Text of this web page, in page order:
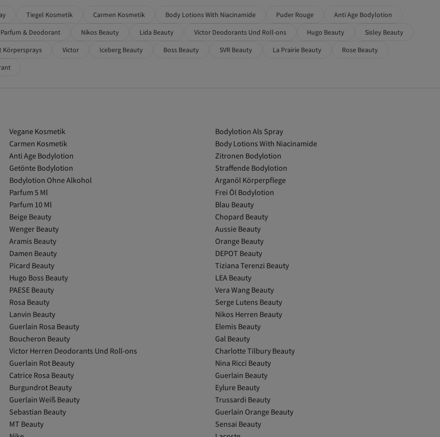
Tiegel Kosmetik Carmen Kosmetik Body Lotions With Niacinamide Puder Rouge
Anti Age Bodylotion
& Deodorant Nikos Beauty Lida Beauty Victor Deodorants Und Roll-ons Hugo Beauty
Sisley Beauty
Körpersprays Victor Iceberg Beauty Boss Beauty SVR Beauty La Prairie Beauty
Rose Beauty
Vegane Kosmetik
Bodylotion Als Spray
Carmen Kosmetik
Body Lotions With Niacinamide
Anti Age Bodylotion
Zitronen Bodylotion
Getönte Bodylotion
Straffende Bodylotion
Bodylotion Ohne Alkohol
Arganöl Körperpflege
Parfum 5 Ml
Frei Öl Bodylotion
Parfum 10 Ml
Blau Beauty
Beige Beauty
Chopard Beauty
Wenger Beauty
Aussie Beauty
Aramis Beauty
Orange Beauty
Damen Beauty
DEPOT Beauty
Picard Beauty
Tiziana Terenzi Beauty
Hugo Boss Beauty
LEA Beauty
PAESE Beauty
Vera Wang Beauty
Rosa Beauty
Serge Lutens Beauty
Lanvin Beauty
Nikos Herren Beauty
Guerlain Rosa Beauty
Elemis Beauty
Boucheron Beauty
Gal Beauty
Victor Herren Deodorants Und Roll-ons
Charlotte Tilbury Beauty
Guerlain Rot Beauty
Nina Ricci Beauty
Catrice Rosa Beauty
Guerlain Beauty
Burgundrot Beauty
Eylure Beauty
Guerlain Weiß Beauty
Trussardi Beauty
Sebastian Beauty
Guerlain Orange Beauty
MT Beauty
Sensai Beauty